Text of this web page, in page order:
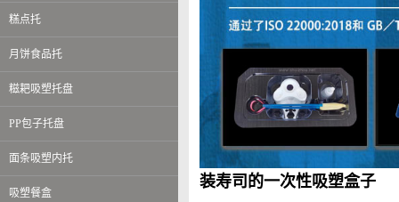
糕点托
月饼食品托
糍耙吸塑托盘
PP包子托盘
面条吸塑内托
吸塑餐盒
装寿司的一次性吸塑盒子